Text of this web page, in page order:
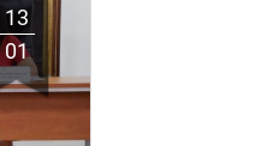
13
01